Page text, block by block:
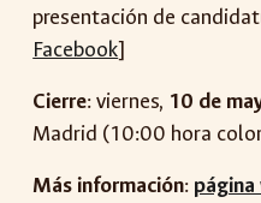
presentación de
Facebook]
Cierre: viernes, 10 de
Madrid (10:00 hora
Más información: